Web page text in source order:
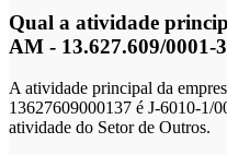
Qual a atividade
AM - 13.627.609/0001-
A atividade principal da
13627609000137 é J-6010-1/
atividade do Setor de Outros.